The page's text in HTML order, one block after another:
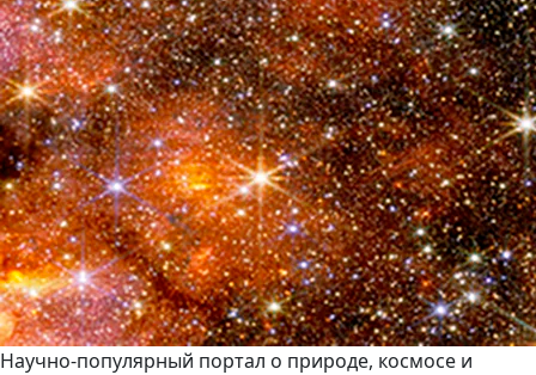
Научно-популярный портал о природе, космосе и